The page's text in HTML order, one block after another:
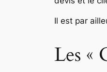
Il est par
Les «